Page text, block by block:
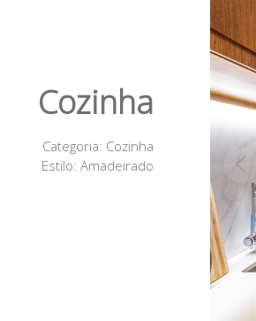
Cozinha
Categoria: Cozinha
Estilo: Amadeirado